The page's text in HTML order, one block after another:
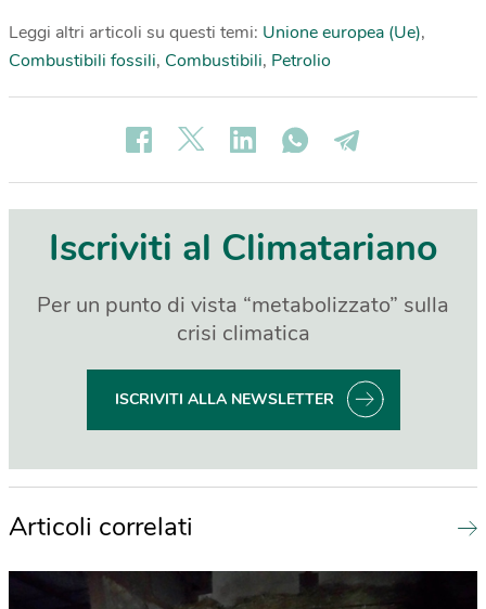
Leggi altri articoli su questi temi: Unione europea (Ue),
Combustibili fossili, Combustibili, Petrolio
Iscriviti al Climatariano
Per un punto di vista “metabolizzato” sulla
crisi climatica
ISCRIVITI ALLA NEWSLETTER
Articoli correlati